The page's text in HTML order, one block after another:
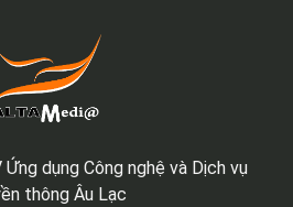
dụng Công nghệ và Dịch vụ
thông Âu Lạc